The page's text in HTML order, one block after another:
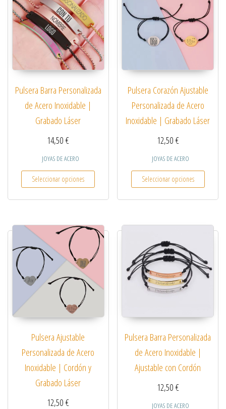
Pulsera Barra Personalizada
de Acero Inoxidable |
Grabado Láser
14,50€
JOYAS DE ACERO
Seleccionar opciones
Este producto tiene múltiples variantes. Las
Pulsera Corazón Ajustable
Personalizada de Acero
Inoxidable | Grabado Láser
12,50€
JOYAS DE ACERO
Seleccionar opciones
Este
Pulsera Ajustable
Personalizada de Acero
Inoxidable | Cordón y
Grabado Láser
12,50€
Pulsera Barra Personalizada
de Acero Inoxidable |
Ajustable con Cordón
12,50€
JOYAS DE ACERO